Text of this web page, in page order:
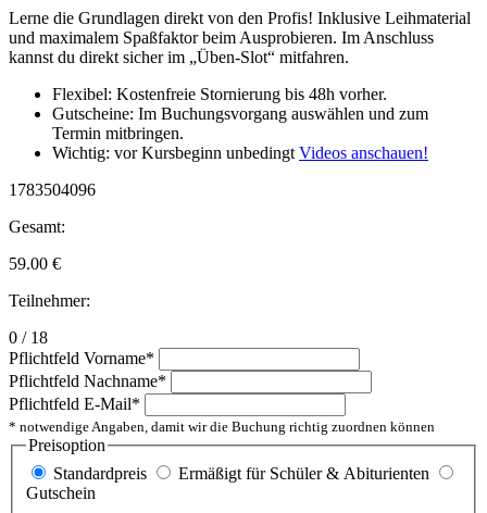
Lerne die Grundlagen direkt von den Profis! Inklusive Leihmaterial
und maximalem Spaßfaktor beim Ausprobieren. Im Anschluss
kannst du direkt sicher im „Üben-Slot“ mitfahren.
Flexibel: Kostenfreie Stornierung bis 48h vorher.
Gutscheine: Im Buchungsvorgang auswählen und zum
Termin mitbringen.
Wichtig: vor Kursbeginn unbedingt Videos anschauen!
1783504096
Gesamt:
59.00 €
Teilnehmer:
0 / 18
Pflichtfeld Vorname*
Pflichtfeld Nachname*
Pflichtfeld E-Mail*
* notwendige Angaben, damit wir die Buchung richtig zuordnen können
Preisoption
Standardpreis
Ermäßigt für Schüler & Abiturienten
Gutschein